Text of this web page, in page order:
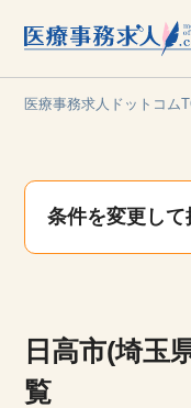
見学会・イベント情
医療事務求人ドットコム
条件を変更して
日高市(埼玉
覧
所在地のエリアを
各支店担当よりご連絡さ
関東
甲信越・北陸